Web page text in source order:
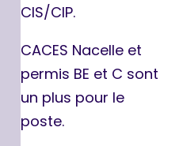
CIS/CIP.
CACES Nacelle et
permis BE et C sont
un plus pour le
poste.